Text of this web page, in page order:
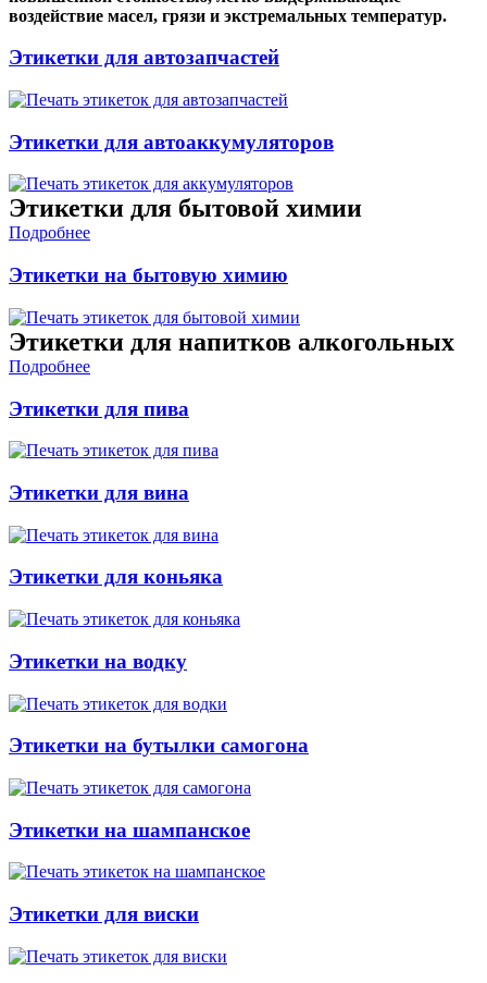
воздействие масел, грязи и экстремальных температур.
Этикетки для автозапчастей
Этикетки для автоаккумуляторов
Этикетки для бытовой химии
Подробнее
Этикетки на бытовую химию
Этикетки для напитков алкогольных
Подробнее
Этикетки для пива
Этикетки для вина
Этикетки для коньяка
Этикетки на водку
Этикетки на бутылки самогона
Этикетки на шампанское
Этикетки для виски